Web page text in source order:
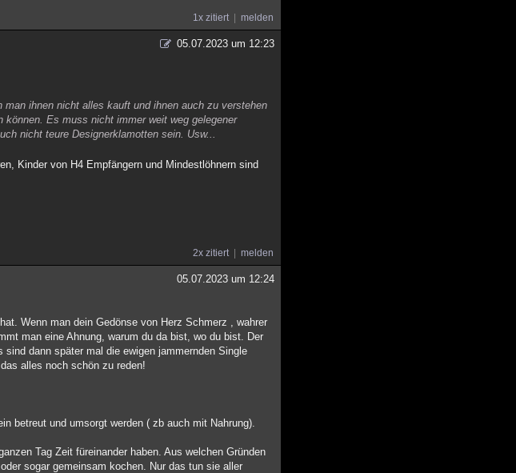
1x zitiert melden
05.07.2023 um 12:23
ihnen nicht alles kauft und ihnen auch zu verstehen
können. Es muss nicht immer weit weg gelegener
nicht teure Designerklamotten sein. Usw...
Kinder von H4 Empfängern und Mindestlöhnern sind
2x zitiert melden
05.07.2023 um 12:24
Wenn man dein Gedönse von Herz Schmerz , wahrer
man eine Ahnung, warum du da bist, wo du bist. Der
dann später mal die ewigen jammernden Single
alles noch schön zu reden!
betreut und umsorgt werden ( zb auch mit Nahrung).
Tag Zeit füreinander haben. Aus welchen Gründen
sogar gemeinsam kochen. Nur das tun sie aller